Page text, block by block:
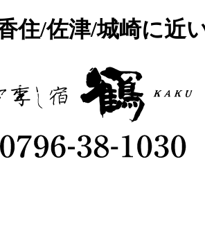
住/佐津/城崎に近